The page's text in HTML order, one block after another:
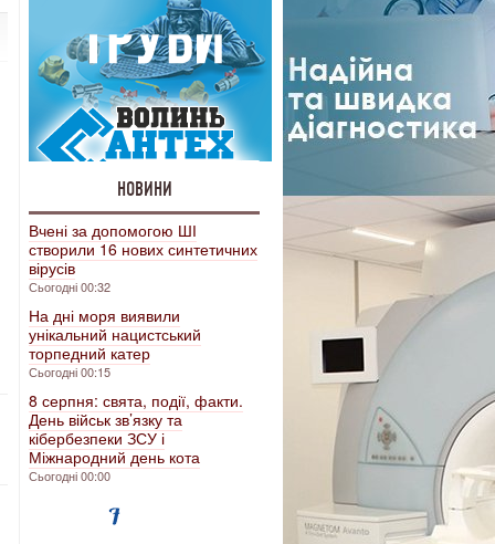
НОВИНИ
Вчені за допомогою ШІ
створили 16 нових синтетичних
вірусів
Сьогодні 00:32
На дні моря виявили
унікальний нацистський
торпедний катер
Сьогодні 00:15
8 серпня: свята, події, факти.
День військ зв’язку та
кібербезпеки ЗСУ і
Міжнародний день кота
Сьогодні 00:00